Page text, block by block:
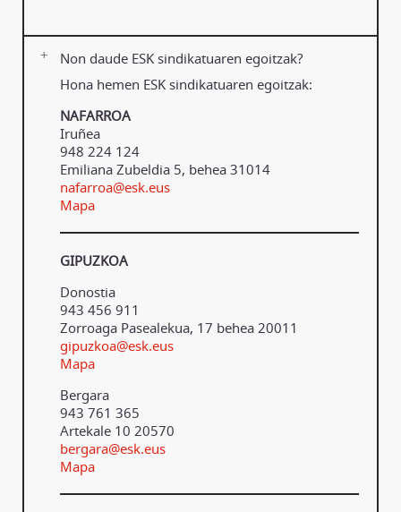
Non daude ESK sindikatuaren egoitzak?
Hona hemen ESK sindikatuaren egoitzak:
NAFARROA
Iruñea
948 224 124
Emiliana Zubeldia 5, behea 31014
nafarroa@esk.eus
Mapa
GIPUZKOA
Donostia
943 456 911
Zorroaga Pasealekua, 17 behea 20011
gipuzkoa@esk.eus
Mapa
Bergara
943 761 365
Artekale 10 20570
bergara@esk.eus
Mapa